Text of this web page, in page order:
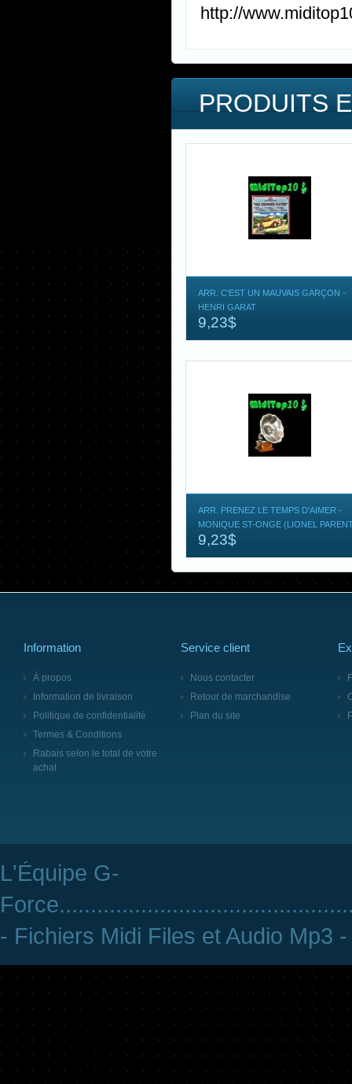
http://
PRODUITS
ARR. C'EST UN MAUVAIS GARÇON -
HENRI GARAT
9,23$
ARR. PRENEZ LE TEMPS D'AIMER -
MONIQUE ST-ONGE (LIONEL
9,23$
Information
À propos
Information de livraison
Politique de confidentialité
Termes & Conditions
Rabais selon le total de votre
achat
Service client
Nous contacter
Retour de marchandise
Plan du site
L'Équipe G-
Force
- Fichiers Midi Files et Audio Mp3